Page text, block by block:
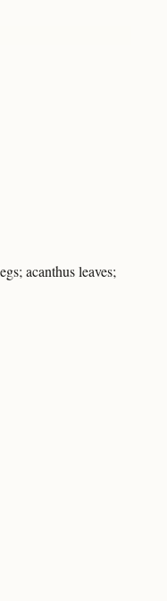
acanthus leaves;